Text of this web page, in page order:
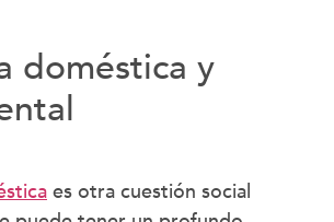
doméstica y
es otra cuestión social